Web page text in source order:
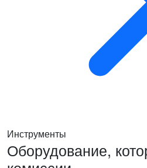
Инструменты
Оборудование,